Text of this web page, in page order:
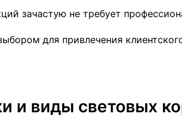
зачастую не требует
для привлечения
и виды световых